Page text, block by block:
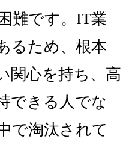
難です。IT業
るため、根本
関心を持ち、高
できる人でな
で淘汰されて